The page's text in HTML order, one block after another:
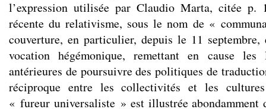
l’expression utilisée par Claudio Marta, citée p.
récente du relativisme, sous le nom de «
couverture, en particulier, depuis le 11
vocation hégémonique, remettant en cause les
antérieures de poursuivre des politiques de
réciproque entre les collectivités et les
« fureur universaliste » est illustrée